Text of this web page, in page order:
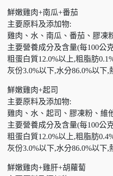
鮮嫩雞肉+南瓜+番茄
主要原料及添加物:
雞肉、水、南瓜、番茄、膠凍
主要營養成分及含量(每100公
粗蛋白質12.0%以上,粗脂肪
灰份3.0%以下,水分86.0%以下,
鮮嫩雞肉+起司
主要原料及添加物:
雞肉、水、起司、膠凍粉、維
主要營養成分及含量(每100公
粗蛋白質12.0%以上,粗脂肪
灰份3.0%以下,水分86.0%以下,
鮮嫩雞肉+雞肝+胡蘿蔔